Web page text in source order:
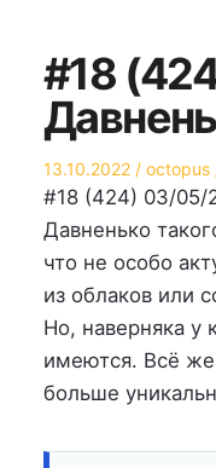
#18
Опубликовано
на
13.10.2022 Автор
octopus
#18 (424) 03/05/
Давненько
что не особо
из облаков или
Но, наверняка у
имеются. Всё
больше